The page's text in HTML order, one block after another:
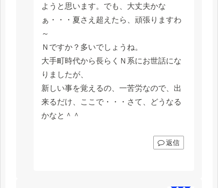
ようと思います。でも、大丈夫かな
ぁ・・・夏さえ超えたら、頑張りますわ
～
Ｎですか？多いでしょうね。
大手町時代から長らくＮ系にお世話にな
りましたが、
新しい事を覚えるの、一苦労なので、出
来るだけ、ここで・・・さて、どうなる
かなと＾＾
返信